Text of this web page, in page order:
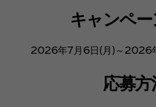
キャンペ
2026年7月6日(月)～2026
応募方